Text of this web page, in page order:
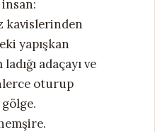
kavislerinden
yapışkan
adaçayı ve
oturup